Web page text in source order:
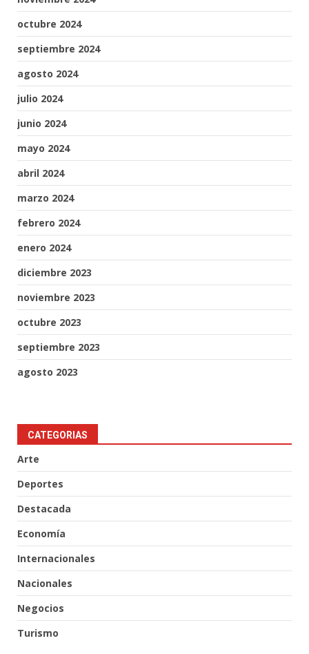
octubre 2024
septiembre 2024
agosto 2024
julio 2024
junio 2024
mayo 2024
abril 2024
marzo 2024
febrero 2024
enero 2024
diciembre 2023
noviembre 2023
octubre 2023
septiembre 2023
agosto 2023
CATEGORIAS
Arte
Deportes
Destacada
Economía
Internacionales
Nacionales
Negocios
Turismo